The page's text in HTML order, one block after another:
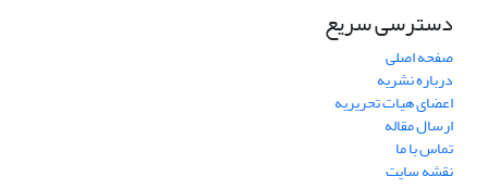
دسترسی سریع
صفحه اصلی
درباره نشریه
اعضای هیات تحریریه
ارسال مقاله
تماس با ما
نقشه سایت